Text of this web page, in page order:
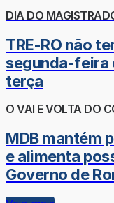
DIA DO
TRE-RO não
segunda-feira
terça
O VAI E VOLTA DO
MDB mantém
e alimenta
Governo de